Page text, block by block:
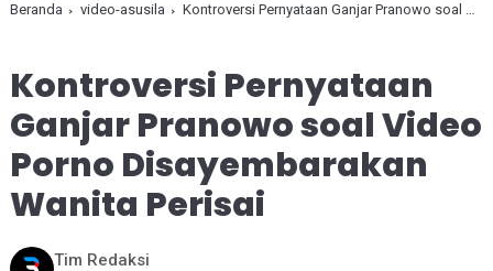
Beranda video-asusila Kontroversi Pernyataan Ganjar Pranowo soal Video Porno Disayembarakan Wanita Perisai
Kontroversi Pernyataan
Ganjar Pranowo soal Video
Porno Disayembarakan
Wanita Perisai
Tim Redaksi